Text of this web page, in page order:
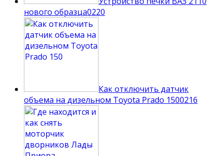
нового образца0220
Как отключить датчик
объема на дизельном Toyota Prado 1500216